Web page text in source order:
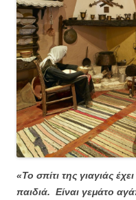
«Το σπίτι της γιαγιάς
παιδιά. Είναι γεμάτο